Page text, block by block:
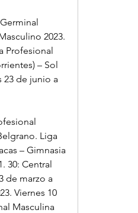
2023.
Profesional
– Sol
23 de junio a
Liga
– Gimnasia
30: Central
de marzo a
Viernes 10
Masculina